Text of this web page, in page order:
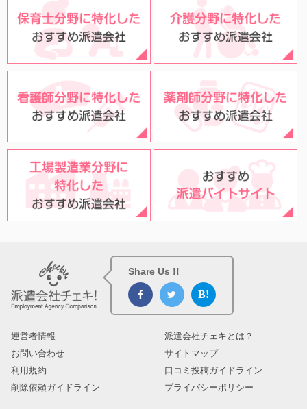
Share Us !!
運営者情報
派遣会社チェキとは？
お問い合わせ
サイトマップ
利用規約
口コミ投稿ガイドライン
削除依頼ガイドライン
プライバシーポリシー